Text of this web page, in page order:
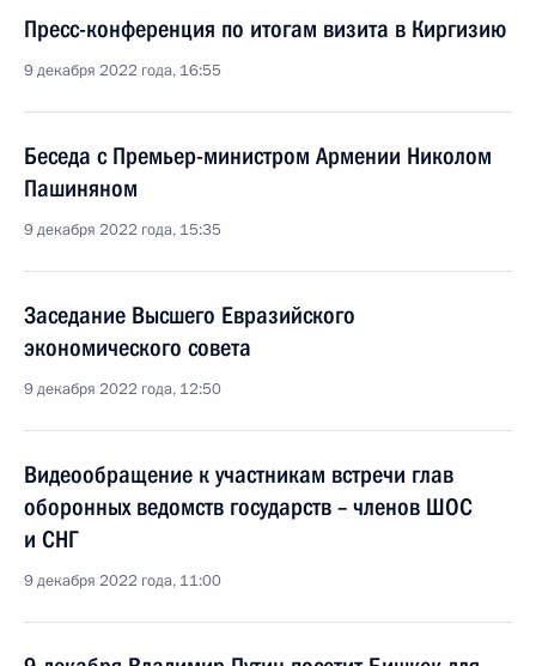
Пресс-конференция по итогам визита в Киргизию
9 декабря 2022 года, 16:55
Беседа с Премьер-министром Армении Николом
Пашиняном
9 декабря 2022 года, 15:35
Заседание Высшего Евразийского
экономического совета
9 декабря 2022 года, 12:50
Видеообращение к участникам встречи глав
оборонных ведомств государств – членов ШОС
и СНГ
9 декабря 2022 года, 11:00